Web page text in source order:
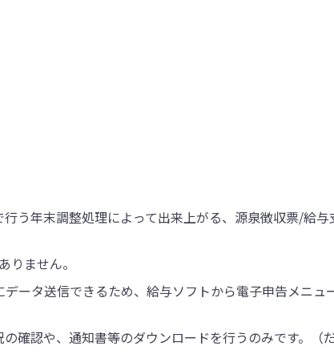
う年末調整処理によって出来上がる、源泉徴収票/給
りません。
ータ送信できるため、給与ソフトから電子申告メニュ
確認や、通知書等のダウンロードを行うのみです。（